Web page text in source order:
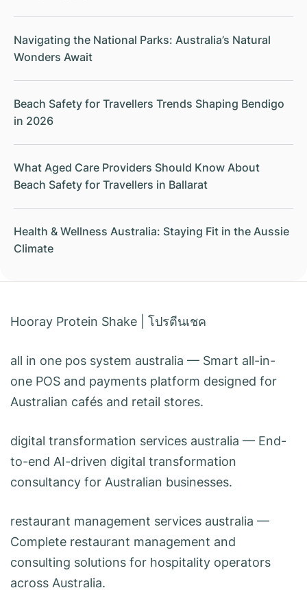
Navigating the National Parks: Australia’s Natural
Wonders Await
Beach Safety for Travellers Trends Shaping Bendigo
in 2026
What Aged Care Providers Should Know About
Beach Safety for Travellers in Ballarat
Health & Wellness Australia: Staying Fit in the Aussie
Climate
Hooray Protein Shake โปรตีนเชค
all in one pos system australia — Smart all-in-
one POS and payments platform designed for
Australian cafés and retail stores.
digital transformation services australia — End-
to-end AI-driven digital transformation
consultancy for Australian businesses.
restaurant management services australia —
Complete restaurant management and
consulting solutions for hospitality operators
across Australia.